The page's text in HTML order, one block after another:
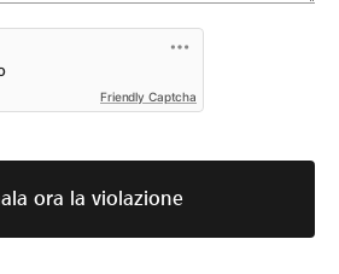
Friendly Captcha
ora la violazione